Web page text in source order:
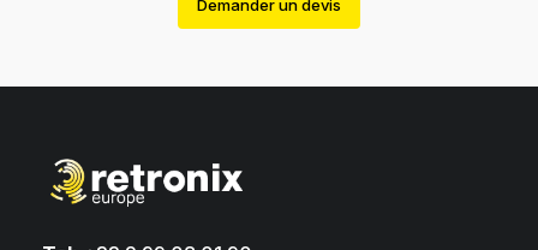
Demander un devis